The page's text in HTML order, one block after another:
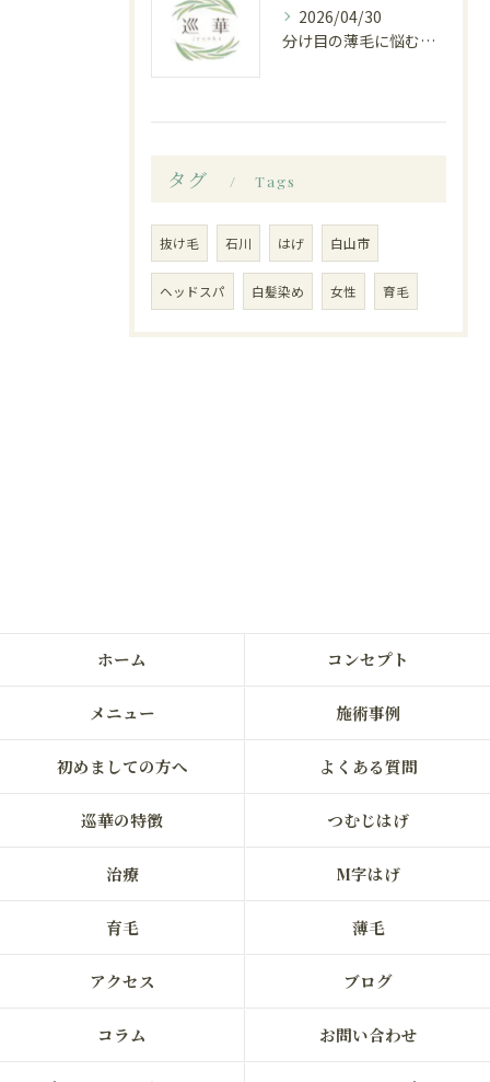
2026/04/30
分け目の薄毛に悩む女性が白山市で見つけた根本改善への道
タグ Tags
抜け毛 石川 はげ 白山市
ヘッドスパ 白髪染め 女性 育毛
ホーム コンセプト
メニュー 施術事例
初めましての方へ よくある質問
巡華の特徴 つむじはげ
治療 M字はげ
育毛 薄毛
アクセス ブログ
コラム お問い合わせ